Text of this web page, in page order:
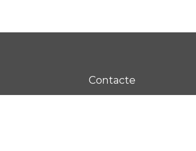
Contacte